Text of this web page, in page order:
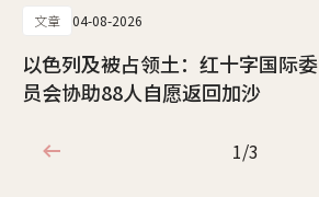
文章 04-08-2026
以色列及被占领土：红十字国际委
员会协助88人自愿返回加沙
1/3
1/3